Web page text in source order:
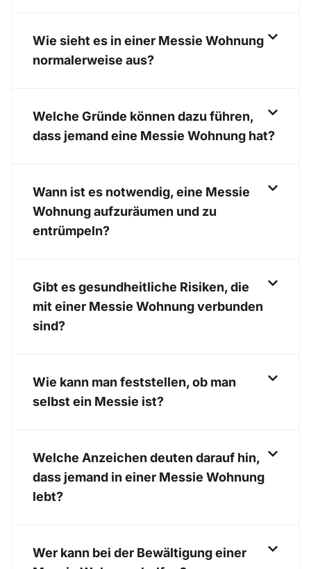
Wie sieht es in einer Messie Wohnung
normalerweise aus?
Welche Gründe können dazu führen,
dass jemand eine Messie Wohnung hat?
Wann ist es notwendig, eine Messie
Wohnung aufzuräumen und zu
entrümpeln?
Gibt es gesundheitliche Risiken, die
mit einer Messie Wohnung verbunden
sind?
Wie kann man feststellen, ob man
selbst ein Messie ist?
Welche Anzeichen deuten darauf hin,
dass jemand in einer Messie Wohnung
lebt?
Wer kann bei der Bewältigung einer